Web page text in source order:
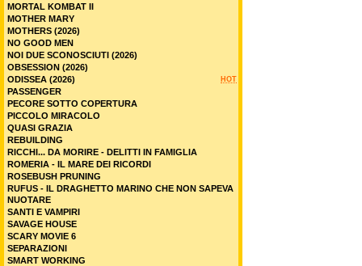
MORTAL KOMBAT II
MOTHER MARY
MOTHERS (2026)
NO GOOD MEN
NOI DUE SCONOSCIUTI (2026)
OBSESSION (2026)
HOT
ODISSEA (2026)
PASSENGER
PECORE SOTTO COPERTURA
PICCOLO MIRACOLO
QUASI GRAZIA
REBUILDING
RICCHI... DA MORIRE - DELITTI IN FAMIGLIA
ROMERIA - IL MARE DEI RICORDI
ROSEBUSH PRUNING
RUFUS - IL DRAGHETTO MARINO CHE NON SAPEVA
NUOTARE
SANTI E VAMPIRI
SAVAGE HOUSE
SCARY MOVIE 6
SEPARAZIONI
SMART WORKING